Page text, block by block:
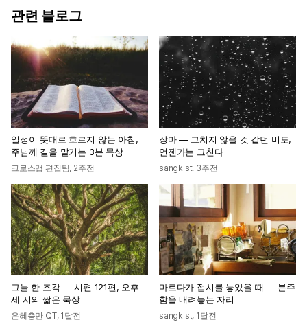
관련 블로그
일정이 뜻대로 흐르지 않는 아침,
주님께 길을 맡기는 3분 묵상
크로스맵 편집팀, 2주전
장마 — 그치지 않을 것 같던 비도,
언젠가는 그친다
sangkist, 3주전
그늘 한 조각 — 시편 121편, 오후
세 시의 짧은 묵상
은혜충만 QT, 1달전
마르다가 접시를 놓았을 때 — 분주
함을 내려놓는 자리
sangkist, 1달전